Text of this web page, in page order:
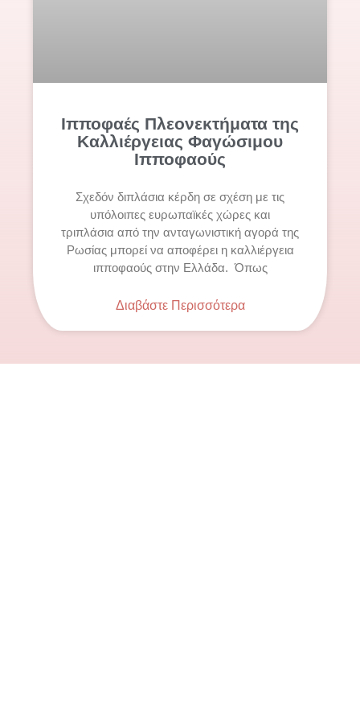
Ιπποφαές Πλεονεκτήματα της
Καλλιέργειας Φαγώσιμου
Ιπποφαούς
Σχεδόν διπλάσια κέρδη σε σχέση με τις
υπόλοιπες ευρωπαϊκές χώρες και
τριπλάσια από την ανταγωνιστική αγορά της
Ρωσίας μπορεί να αποφέρει η καλλιέργεια
ιπποφαούς στην Ελλάδα. Όπως
Διαβάστε Περισσότερα